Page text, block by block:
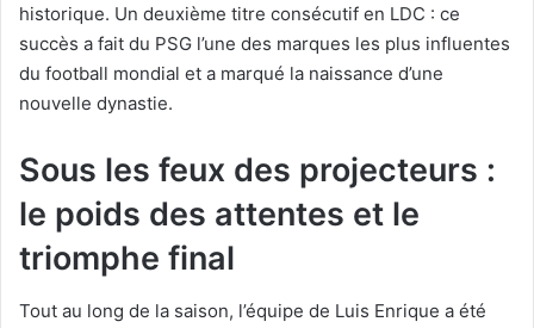
historique. Un deuxième titre consécutif en LDC : ce
succès a fait du PSG l’une des marques les plus influentes
du football mondial et a marqué la naissance d’une
nouvelle dynastie.
Sous les feux des projecteurs :
le poids des attentes et le
triomphe final
Tout au long de la saison, l’équipe de Luis Enrique a été